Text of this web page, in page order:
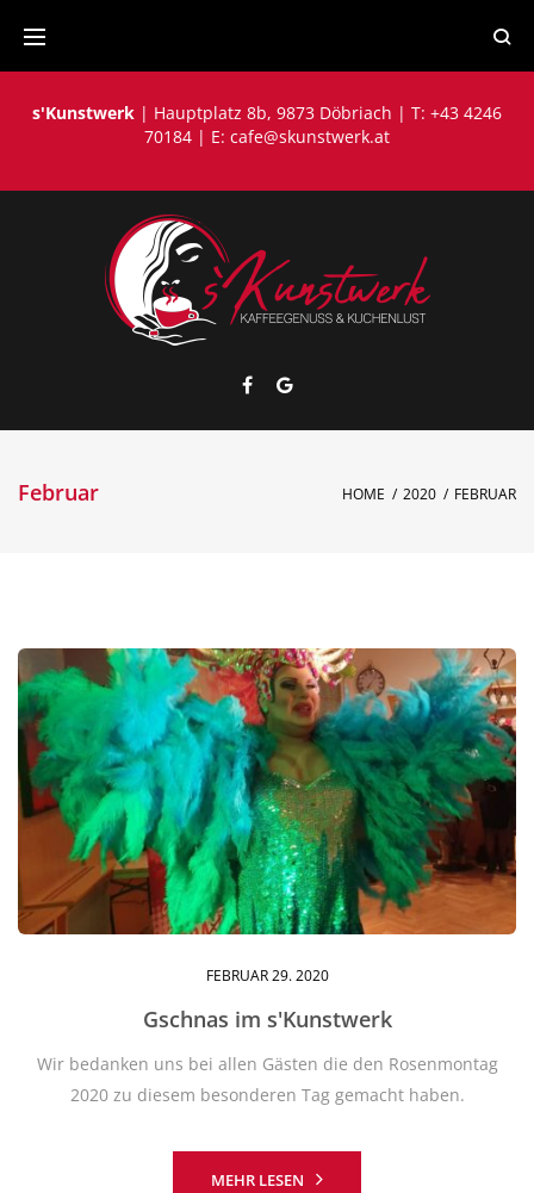
content
s'Kunstwerk | Hauptplatz 8b, 9873 Döbriach | T: +43 4246
70184 | E: cafe@skunstwerk.at
Februar HOME / 2020 / FEBRUAR
Monat:
Februar
2020
FEBRUAR29. 2020
Gschnas im s'Kunstwerk
Wir bedanken uns bei allen Gästen die den Rosenmontag
2020 zu diesem besonderen Tag gemacht haben.
MEHR LESEN